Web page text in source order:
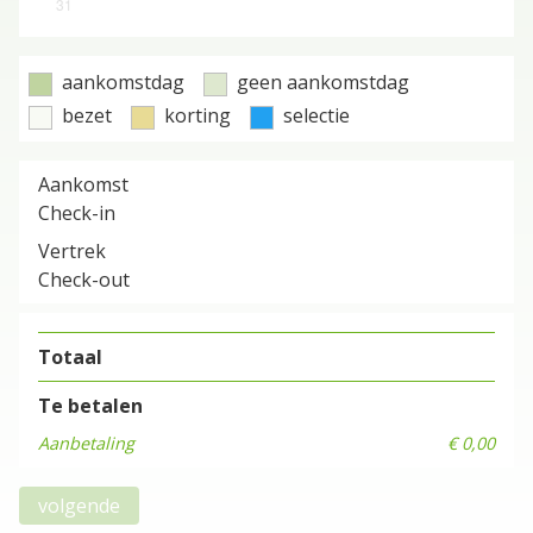
Eerste luxe badkamer:
Toilet
Finse sauna
Tweede luxe badkamer:
Ligbad
Toilet
Buiten, op het terras, mag een jacuzzi* natuurlijk
Buitenruimte – terras & veranda
aankomstdag
geen aankomstdag
bezet
korting selectie
Aankomst
Check-in
Vertrek
Check-out
Totaal
Te betalen
Aanbetaling € 0,00
volgende